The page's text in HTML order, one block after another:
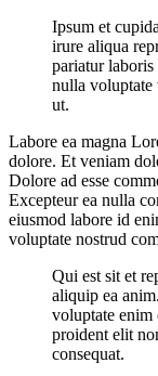
Ipsum et
irure aliqua
pariatur
nulla voluptate
ut.
Labore ea magna
dolore. Et veniam
Dolore ad esse
Excepteur ea nulla
eiusmod labore id
voluptate nostrud
Qui est sit et
aliquip ea
voluptate enim
proident elit
consequat.